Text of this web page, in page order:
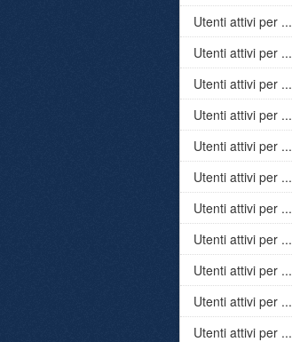
Utenti attivi per ...
Utenti attivi per ...
Utenti attivi per ...
Utenti attivi per ...
Utenti attivi per ...
Utenti attivi per ...
Utenti attivi per ...
Utenti attivi per ...
Utenti attivi per ...
Utenti attivi per ...
Utenti attivi per ...